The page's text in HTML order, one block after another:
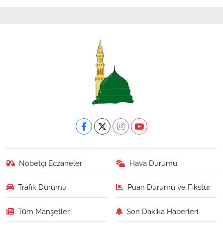
Nöbetçi Eczaneler Hava Durumu
Trafik Durumu Puan Durumu ve Fikstür
Tüm Manşetler Son Dakika Haberleri